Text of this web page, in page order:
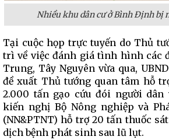
Nhiều khu dân cư ở Bình Định bị
Tại cuộc họp trực tuyến do Thủ
trì về việc đánh giá tình hình các
Trung, Tây Nguyên vừa qua,
đề xuất Thủ tướng quan tâm hỗ
2.000 tấn gạo cứu đói người
kiến nghị Bộ Nông nghiệp và
(NN&PTNT) hỗ trợ 20 tấn thuốc
dịch bệnh phát sinh sau lũ lụt.